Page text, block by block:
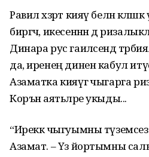
Равил хәзрәт кияү белән
биргәч, икесеннән дә
Динара рус гаиләсендә
да, иренең динен кабул
Азаматка кияүгә чыгарга
Коръән аятьләре укыды...
“Иреккә чыгуымны
Азамат. – Үз йортымны